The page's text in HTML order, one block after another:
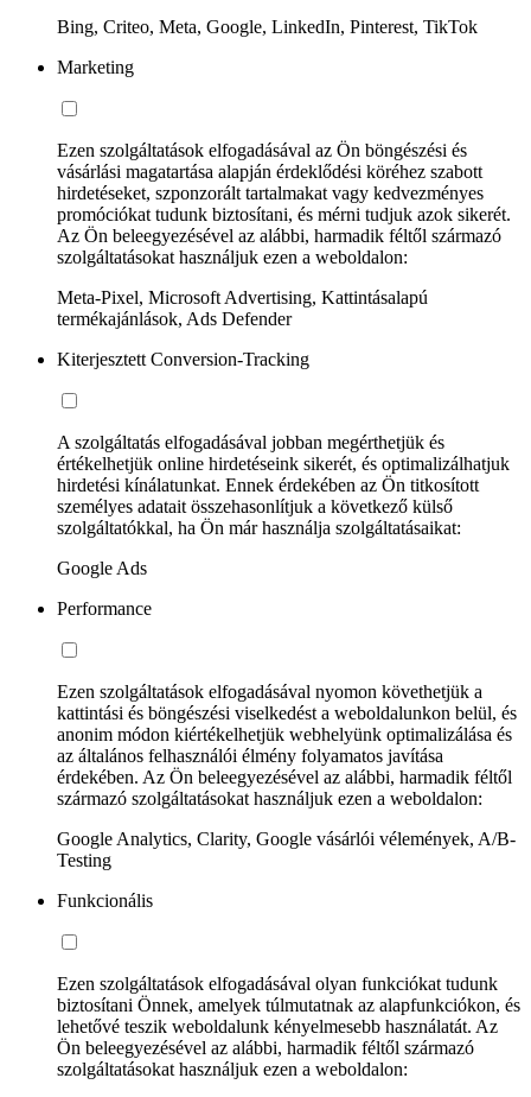
Bing, Criteo, Meta, Google, LinkedIn, Pinterest, TikTok
Marketing
Ezen szolgáltatások elfogadásával az Ön böngészési és
vásárlási magatartása alapján érdeklődési köréhez szabott
hirdetéseket, szponzorált tartalmakat vagy kedvezményes
promóciókat tudunk biztosítani, és mérni tudjuk azok sikerét.
Az Ön beleegyezésével az alábbi, harmadik féltől származó
szolgáltatásokat használjuk ezen a weboldalon:
Meta-Pixel, Microsoft Advertising, Kattintásalapú
termékajánlások, Ads Defender
Kiterjesztett Conversion-Tracking
A szolgáltatás elfogadásával jobban megérthetjük és
értékelhetjük online hirdetéseink sikerét, és optimalizálhatjuk
hirdetési kínálatunkat. Ennek érdekében az Ön titkosított
személyes adatait összehasonlítjuk a következő külső
szolgáltatókkal, ha Ön már használja szolgáltatásaikat:
Google Ads
Performance
Ezen szolgáltatások elfogadásával nyomon követhetjük a
kattintási és böngészési viselkedést a weboldalunkon belül, és
anonim módon kiértékelhetjük webhelyünk optimalizálása és
az általános felhasználói élmény folyamatos javítása
érdekében. Az Ön beleegyezésével az alábbi, harmadik féltől
származó szolgáltatásokat használjuk ezen a weboldalon:
Google Analytics, Clarity, Google vásárlói vélemények, A/B-
Testing
Funkcionális
Ezen szolgáltatások elfogadásával olyan funkciókat tudunk
biztosítani Önnek, amelyek túlmutatnak az alapfunkciókon, és
lehetővé teszik weboldalunk kényelmesebb használatát. Az
Ön beleegyezésével az alábbi, harmadik féltől származó
szolgáltatásokat használjuk ezen a weboldalon: